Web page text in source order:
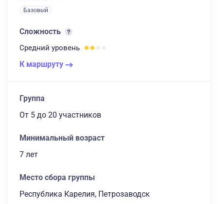
Базовый
Сложность
Средний уровень
К маршруту
Группа
От 5 до 20 участников
Минимальный возраст
7 лет
Место сбора группы
Республика Карелия, Петрозаводск